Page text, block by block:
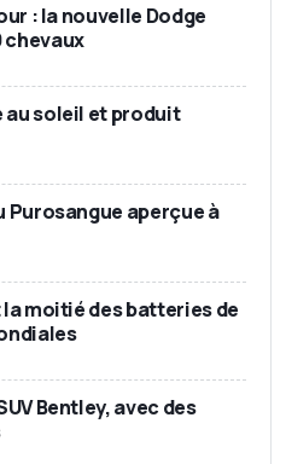
: la nouvelle Dodge
chevaux
au soleil et produit
Purosangue aperçue à
la moitié des batteries de
Bentley, avec des